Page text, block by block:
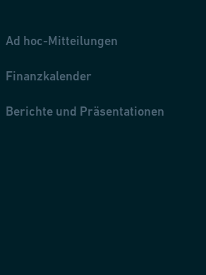
Ad hoc-Mitteilungen
Finanzkalender
Berichte und Präsentationen